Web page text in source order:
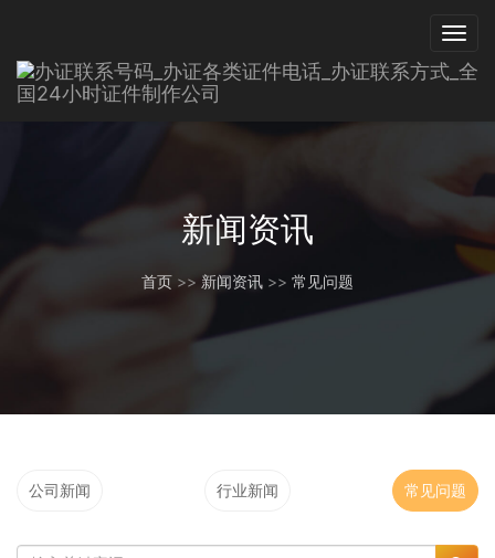
新闻资讯
首页 >> 新闻资讯 >> 常见问题
公司新闻 行业新闻 常见问题